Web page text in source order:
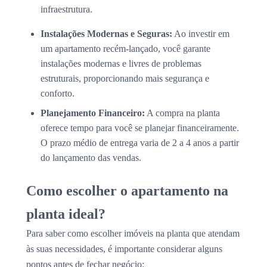
infraestrutura.
Instalações Modernas e Seguras: Ao investir em
um apartamento recém-lançado, você garante
instalações modernas e livres de problemas
estruturais, proporcionando mais segurança e
conforto.
Planejamento Financeiro: A compra na planta
oferece tempo para você se planejar financeiramente.
O prazo médio de entrega varia de 2 a 4 anos a partir
do lançamento das vendas.
Como escolher o apartamento na
planta ideal?
Para saber como escolher imóveis na planta que atendam
às suas necessidades, é importante considerar alguns
pontos antes de fechar negócio: